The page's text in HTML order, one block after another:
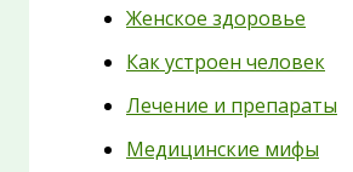
Женское здоровье
Как устроен человек
Лечение и препараты
Медицинские мифы